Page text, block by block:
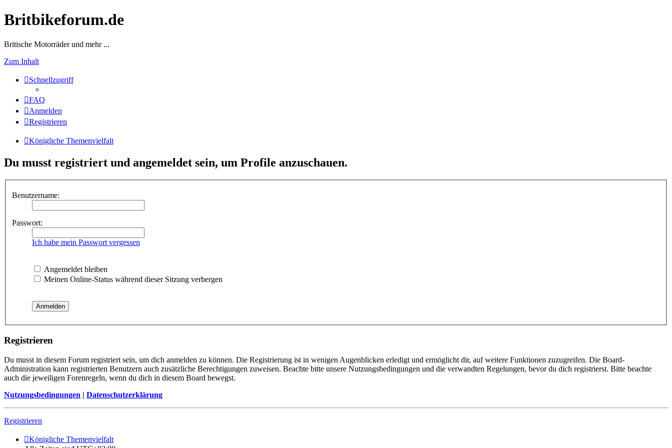
Britbikeforum.de
Britische Motorräder und mehr ...
Zum Inhalt
Schnellzugriff
FAQ
Anmelden
Registrieren
Königliche Themenvielfalt
Du musst registriert und angemeldet sein, um Profile anzuschauen.
Benutzername:
Passwort:
Ich habe mein Passwort vergessen
Angemeldet bleiben
Meinen Online-Status während dieser Sitzung verbergen
Registrieren
Du musst in diesem Forum registriert sein, um dich anmelden zu können. Die Registrierung ist in wenigen Augenblicken erledigt und ermöglicht dir, auf weitere Funktionen zuzugreifen. Die Board-
Administration kann registrierten Benutzern auch zusätzliche Berechtigungen zuweisen. Beachte bitte unsere Nutzungsbedingungen und die verwandten Regelungen, bevor du dich registrierst. Bitte beachte
auch die jeweiligen Forenregeln, wenn du dich in diesem Board bewegst.
Nutzungsbedingungen | Datenschutzerklärung
Registrieren
Königliche Themenvielfalt